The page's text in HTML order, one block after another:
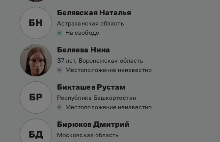
БН
Белявская Наталья
Астраханская область
На свободе
Беляева Нина
37 лет, Воронежская область
Местоположение неизвестно
БР
Бикташев Рустам
Республика Башкортостан
Местоположение неизвестно
БД
Бирюков Дмитрий
Московская область